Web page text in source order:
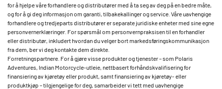
for å hjelpe våre forhandlere og distributører med å ta seg av deg på en bedre måte,
og for å gi deg informasjon om garanti, tilbakekallinger og service. Våre uavhengige
forhandlere og tredjeparts distributører er separate juridiske enheter med sine egne
personvernerklæringer. For spørsmål om personvernpraksisen til en forhandler
eller distributør, inkludert hvordan du velger bort markedsføringskommunikasjon
fra dem, ber vi deg kontakte dem direkte.
Forretningspartnere. For å gjøre visse produkter og tjenester – som Polaris
Adventures, Indian Motorcycle-utleie, nettbasert forhåndskvalifisering for
finansiering av kjøretøy eller produkt, samt finansiering av kjøretøy- eller
produktkjøp – tilgjengelige for deg, samarbeider vi tett med uavhengige